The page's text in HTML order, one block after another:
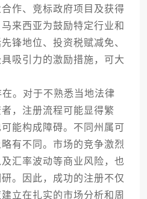
作、竞标政府项目及获得
来西亚为鼓励特定行业和
锋地位、投资税赋减免、
吸引力的激励措施，可大
对于不熟悉当地法律
，注册流程可能显得繁
能构成障碍。不同州属可
有不同。市场的竞争激烈
汇率波动等商业风险，也
。因此，成功的注册不仅
立在扎实的市场分析和周